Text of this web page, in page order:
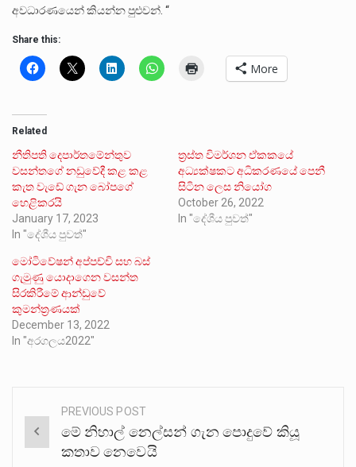
අවධාරණයෙන් කියන්න පුළුවන්. “
Share this:
More
Related
නීතිපති දෙපාර්තමේන්තුව
වසන්තගේ නඩුවේදී කළ කළ
කැත වැඩේ ගැන බෝපගේ
හෙළිකරයි
January 17, 2023
In "දේශීය පුවත්"
ත්‍රස්ත විමර්ශන ඒකකයේ
අධ්‍යක්ෂකට අධිකරණයේ පෙනී
සිටින ලෙස නියෝග
October 26, 2022
In "දේශීය පුවත්"
මෝටිවේෂන් අප්පච්චි සහ බස්
ගැමුණු යොදාගෙන වසන්ත
සිරකිරීමේ ආන්ඩුවේ
කුමන්ත්‍රණයක්
December 13, 2022
In "අරගලය2022"
Post
navigation
PREVIOUS POST
මේ නිහාල් නෙල්සන් ගැන පොදුවේ කියූ
කතාව නෙවෙයි